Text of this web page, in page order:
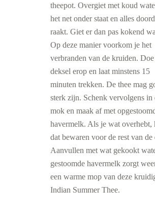
theepot. Overgiet met koud
het net onder staat en alles
raakt. Giet er dan pas kokend
Op deze manier voorkom je het
verbranden van de kruiden.
deksel erop en laat minstens 15
minuten trekken. De thee mag
sterk zijn. Schenk vervolgens in
mok en maak af met
havermelk. Als je wat overhebt,
dat bewaren voor de rest van de
Aanvullen met wat gekookt
gestoomde havermelk zorgt
een warme mop van deze
Indian Summer Thee.